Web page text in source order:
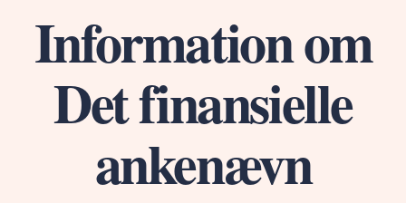
Information om
Det finansielle
ankenævn